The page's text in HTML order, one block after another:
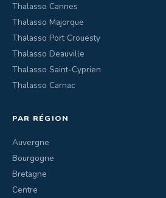
Thalasso Cannes
Thalasso Majorque
Thalasso Port Crouesty
Thalasso Deauville
Thalasso Saint-Cyprien
Thalasso Carnac
PAR RÉGION
Auvergne
Bourgogne
Bretagne
Centre